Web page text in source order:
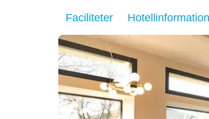
Faciliteter Hotellinformation